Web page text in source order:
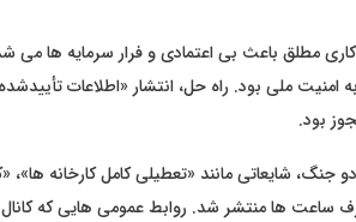
مطلق باعث بی اعتمادی و فرار سرمایه ها می
ملی بود. راه حل، انتشار «اطلاعات تأییدشده
بود.
شایعاتی مانند «تعطیلی کامل کارخانه ها»،
ساعت ها منتشر شد. روابط عمومی هایی که